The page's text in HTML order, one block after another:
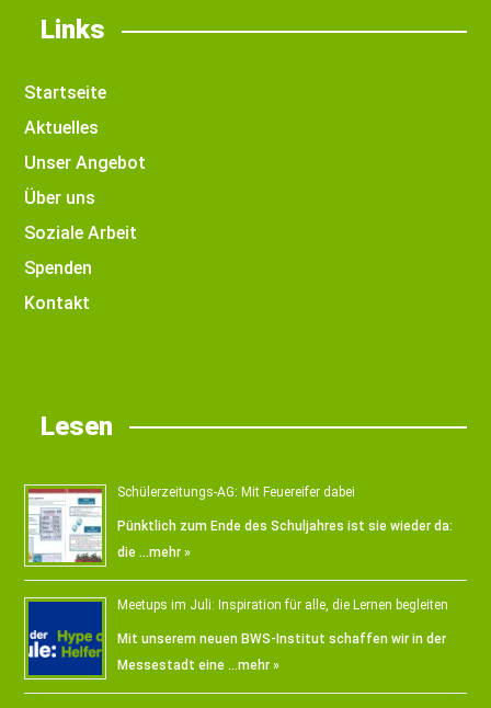
Links
Startseite
Aktuelles
Unser Angebot
Über uns
Soziale Arbeit
Spenden
Kontakt
Lesen
Schülerzeitungs-AG: Mit Feuereifer dabei
Pünktlich zum Ende des Schuljahres ist sie wieder da:
die …mehr »
Meetups im Juli: Inspiration für alle, die Lernen begleiten
Mit unserem neuen BWS-Institut schaffen wir in der
Messestadt eine …mehr »